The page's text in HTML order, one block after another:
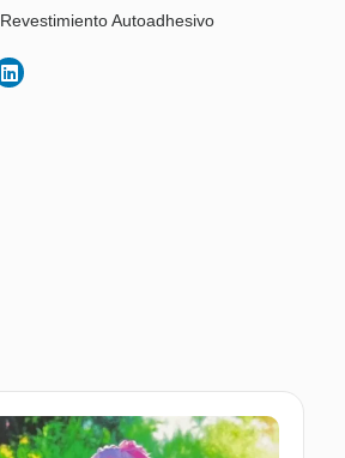
Revestimiento Autoadhesivo